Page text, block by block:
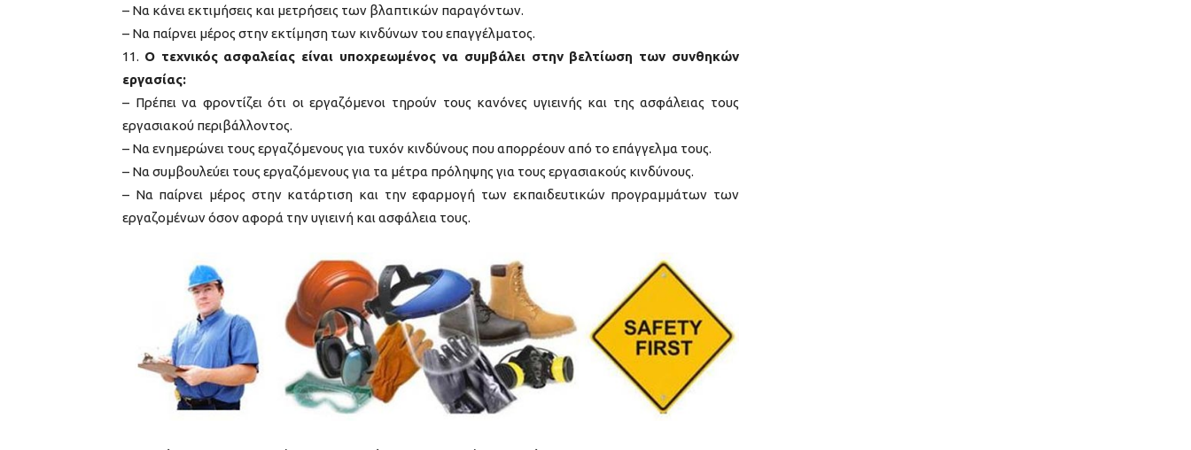
– Να κάνει εκτιμήσεις και μετρήσεις των βλαπτικών παραγόντων.
– Να παίρνει μέρος στην εκτίμηση των κινδύνων του επαγγέλματος.
11. Ο τεχνικός ασφαλείας είναι υποχρεωμένος να συμβάλει στην βελτίωση των συνθηκών
εργασίας:
– Πρέπει να φροντίζει ότι οι εργαζόμενοι τηρούν τους κανόνες υγιεινής και της ασφάλειας τους
εργασιακού περιβάλλοντος.
– Να ενημερώνει τους εργαζόμενους για τυχόν κινδύνους που απορρέουν από το επάγγελμα τους.
– Να συμβουλεύει τους εργαζόμενους για τα μέτρα πρόληψης για τους εργασιακούς κινδύνους.
– Να παίρνει μέρος στην κατάρτιση και την εφαρμογή των εκπαιδευτικών προγραμμάτων των
εργαζομένων όσον αφορά την υγιεινή και ασφάλεια τους.